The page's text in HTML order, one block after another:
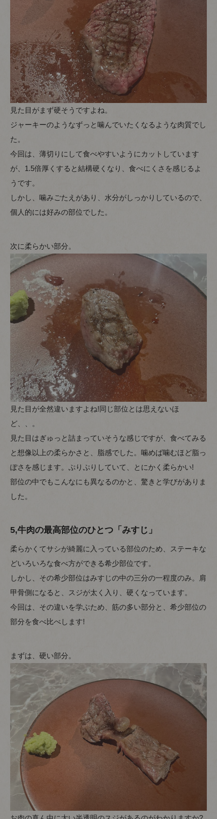
見た目がまず硬そうですよね。
ジャーキーのようなずっと噛んでいたくなるような肉質でし
た。
今回は、薄切りにして食べやすいようにカットしています
が、1.5倍厚くすると結構硬くなり、食べにくさを感じるよ
うです。
しかし、噛みごたえがあり、水分がしっかりしているので、
個人的には好みの部位でした。
次に柔らかい部分。
見た目が全然違いますよね!同じ部位とは思えないほ
ど、、。
見た目はぎゅっと詰まっていそうな感じですが、食べてみる
と想像以上の柔らかさと、脂感でした。噛めば噛むほど脂っ
ぽさを感じます。ぷりぷりしていて、とにかく柔らかい!
部位の中でもこんなにも異なるのかと、驚きと学びがありま
した。
5,牛肉の最高部位のひとつ「みすじ」
柔らかくてサシが綺麗に入っている部位のため、ステーキな
どいろいろな食べ方ができる希少部位です。
しかし、その希少部位はみすじの中の三分の一程度のみ。肩
甲骨側になると、スジが太く入り、硬くなっています。
今回は、その違いを学ぶため、筋の多い部分と、希少部位の
部分を食べ比べします!
まずは、硬い部分。